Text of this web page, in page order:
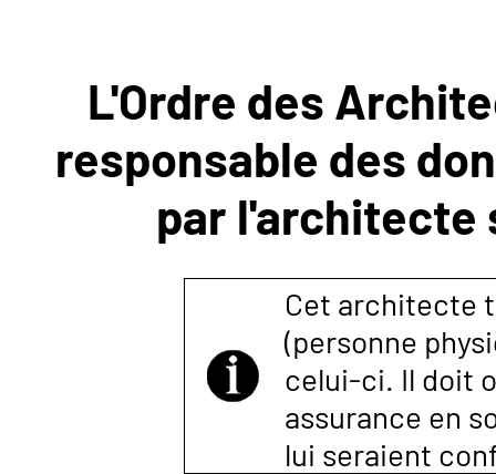
ANNEXE 4 CODT
CONTACTER
L'Ordre des
responsable des
par l'architecte
Cet architecte
(personne
celui-ci. Il doit
assurance en
lui seraient